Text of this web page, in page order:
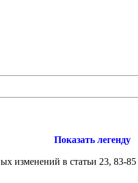
Показать легенду
изменений в статьи 23, 83-